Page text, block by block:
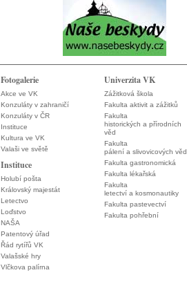
Fotogalerie
Akce ve VK
Konzuláty v zahraničí
Konzuláty v ČR
Instituce
Kultura ve VK
Valaši ve světě
Instituce
Holubí pošta
Královský majestát
Letectvo
Loďstvo
NAŠA
Patentový úřad
Řád rytířů VK
Valašské hry
Vlčkova palírna
Univerzita VK
Zážitková škola
Fakulta aktivit a zážitků
Fakulta
historických a přírodních
věd
Fakulta
pálení a slivovicových věd
Fakulta gastronomická
Fakulta lékařská
Fakulta
letectví a kosmonautiky
Fakulta pastevectví
Fakulta pohřební